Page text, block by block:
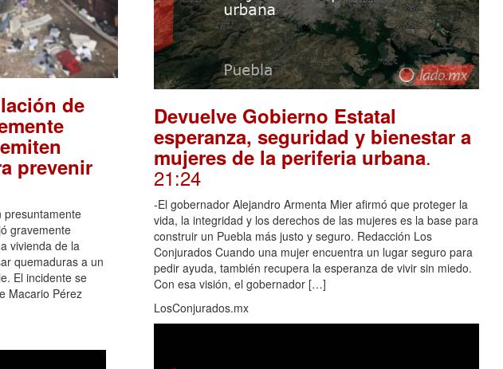
de
prevenir
presuntamente
gravemente
vivienda de la
quemaduras a un
El incidente se
Macario Pérez
Devuelve Gobierno Estatal
esperanza, seguridad y bienestar a
mujeres de la periferia urbana.
21:24
-El gobernador Alejandro Armenta Mier afirmó que proteger la
vida, la integridad y los derechos de las mujeres es la base para
construir un Puebla más justo y seguro. Redacción Los
Conjurados Cuando una mujer encuentra un lugar seguro para
pedir ayuda, también recupera la esperanza de vivir sin miedo.
Con esa visión, el gobernador […]
LosConjurados.mx